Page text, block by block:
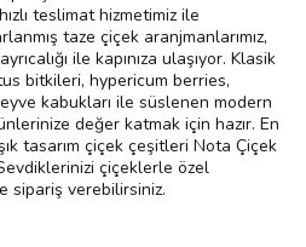
teslimat hizmetimiz ile
taze çiçek aranjmanlarımız,
ile kapınıza ulaşıyor. Klasik
bitkileri, hypericum berries,
kabukları ile süslenen modern
değer katmak için hazır. En
tasarım çiçek çeşitleri Nota Çiçek
çiçeklerle özel
sipariş verebilirsiniz.